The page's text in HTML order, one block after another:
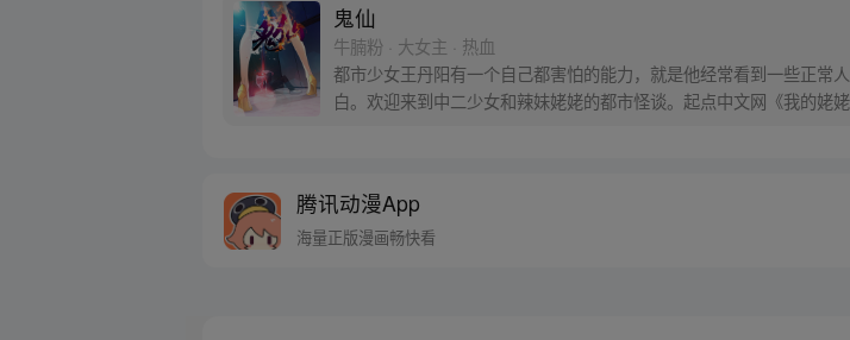
鬼仙
牛腩粉 · 大女主 · 热血
都市少女王丹阳有一个自己都害怕的能力，就是他经常看到一些正常
白。欢迎来到中二少女和辣妹姥姥的都市怪谈。起点中文网《我的姥姥
腾讯动漫App
海量正版漫画畅快看